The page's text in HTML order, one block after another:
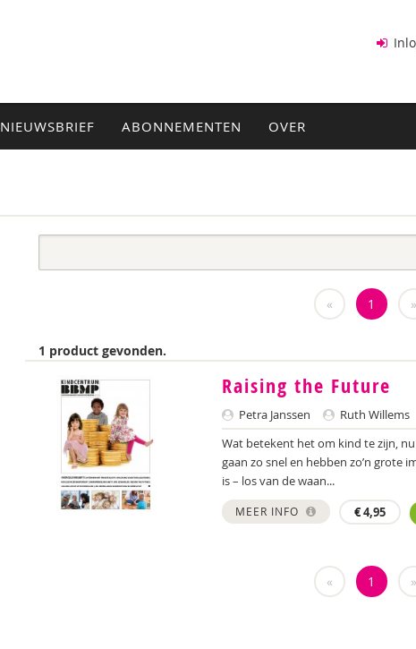
NIEUWSBRIEF ABONNEMENTEN OVER
« 1 »
1 product gevonden.
Raising the Future
Petra Janssen
Ruth Willems
Wat betekent het om kind te zijn,
gaan zo snel en hebben zo’n grote
is – los van de waan...
MEER INFO €4,95
« 1 »